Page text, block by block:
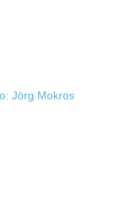
Jörg Mokros